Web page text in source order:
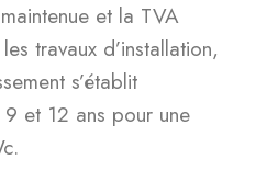
et la TVA
travaux d’installation,
s’établit
et 12 ans pour une